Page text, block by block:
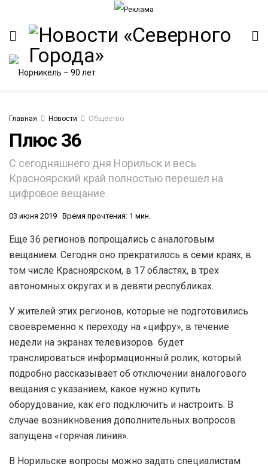
Главная Новости Общество
Плюс 36
С сегодняшнего дня Норильск и весь
Красноярский край полностью перешел на
цифровое вещание.
03 июня 2019 Время прочтения: 1 мин.
Еще 36 регионов попрощались с аналоговым
вещанием. Сегодня оно прекратилось в семи краях, в
том числе Красноярском, в 17 областях, в трех
автономных округах и в девяти республиках.
У жителей этих регионов, которые не подготовились
своевременно к переходу на «цифру», в течение
недели на экранах телевизоров будет
транслироваться информационный ролик, который
подробно рассказывает об отключении аналогового
вещания с указанием, какое нужно купить
оборудование, как его подключить и настроить. В
случае возникновения дополнительных вопросов
запущена «горячая линия».
В Норильске вопросы можно задать специалистам